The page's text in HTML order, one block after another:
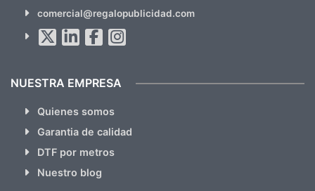
hacemos Spam)
comercial@regalopublicidad.com
NUESTRA EMPRESA
Quienes somos
Garantia de calidad
DTF por metros
Nuestro blog